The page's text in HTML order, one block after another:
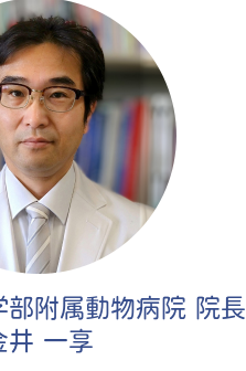
部附属動物病院 院長
井 一享